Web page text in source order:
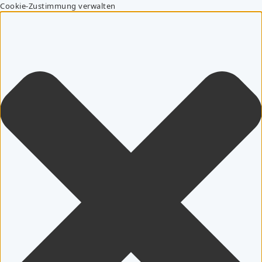
Cookie-Zustimmung verwalten